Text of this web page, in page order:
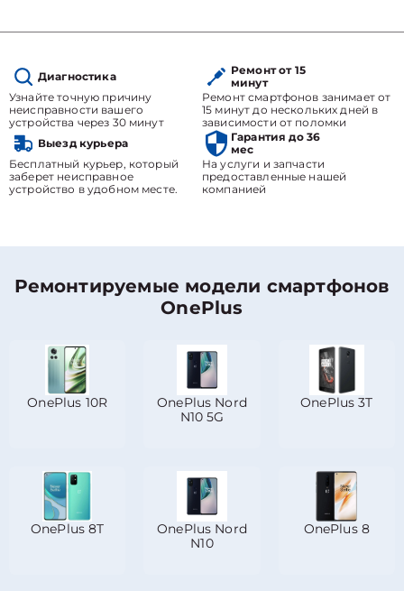
Диагностика
Узнайте точную причину
неисправности вашего
устройства через 30 минут
Ремонт от 15
минут
Ремонт смартфонов занимает от
15 минут до нескольких дней в
зависимости от поломки
Выезд курьера
Бесплатный курьер, который
заберет неисправное
устройство в удобном месте.
Гарантия до 36
мес
На услуги и запчасти
предоставленные нашей
компанией
Ремонтируемые модели смартфонов
OnePlus
OnePlus 10R
OnePlus Nord
N10 5G
OnePlus 3T
OnePlus 8T
OnePlus Nord
N10
OnePlus 8